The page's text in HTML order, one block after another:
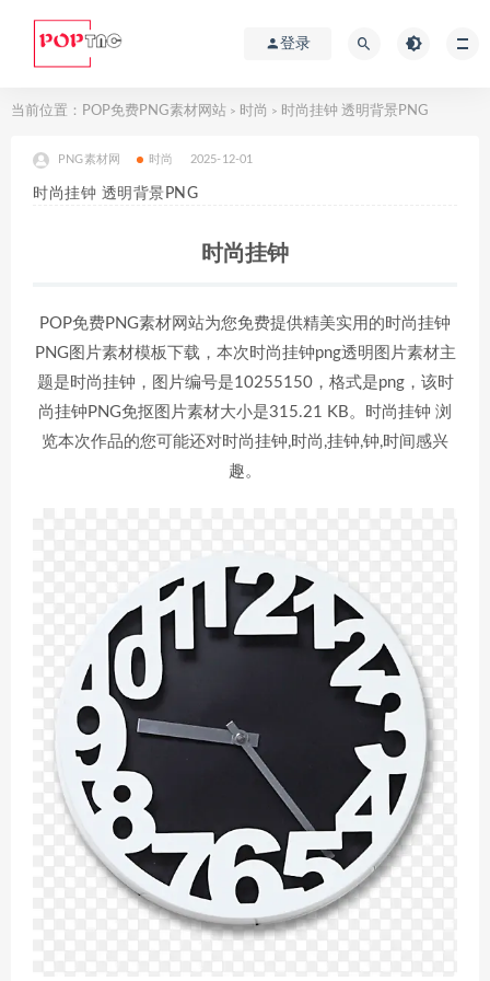
登录
当前位置： POP免费PNG素材网站 > 时尚 > 时尚挂钟 透明背景PNG
PNG素材网 时尚 2025-12-01
时尚挂钟 透明背景PNG
时尚挂钟
POP免费PNG素材网站为您免费提供精美实用的时尚挂钟
PNG图片素材模板下载，本次时尚挂钟png透明图片素材主
题是时尚挂钟，图片编号是10255150，格式是png，该时
尚挂钟PNG免抠图片素材大小是315.21 KB。时尚挂钟 浏
览本次作品的您可能还对时尚挂钟,时尚,挂钟,钟,时间感兴
趣。